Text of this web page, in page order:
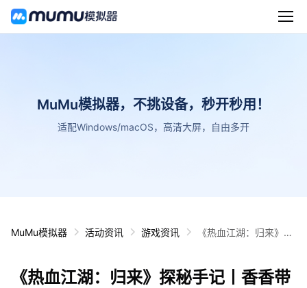
MuMu模拟器，不挑设备，秒开秒用！
适配Windows/macOS，高清大屏，自由多开
MuMu模拟器 活动资讯 游戏资讯
《热血江湖：归来》探
《热血江湖：归来》探秘手记丨香香带